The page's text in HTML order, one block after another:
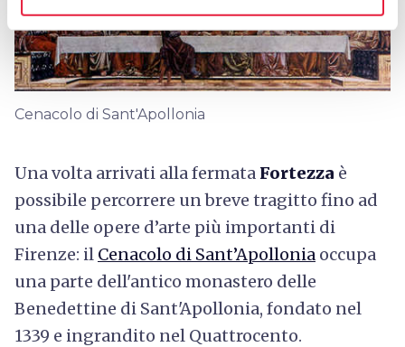
Cenacolo di Sant'Apollonia
Una volta arrivati alla fermata Fortezza è
possibile percorrere un breve tragitto fino ad
una delle opere d’arte più importanti di
Firenze: il Cenacolo di Sant’Apollonia occupa
una parte dell'antico monastero delle
Benedettine di Sant'Apollonia, fondato nel
1339 e ingrandito nel Quattrocento.